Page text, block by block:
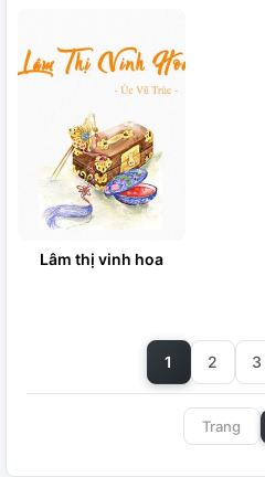
Lâm thị vinh hoa
1 2 3